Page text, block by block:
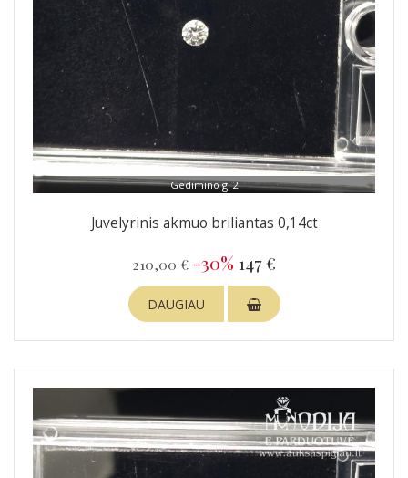
Gedimino g. 2
Juvelyrinis akmuo briliantas 0,14ct
210,00 € -30% 147 €
DAUGIAU